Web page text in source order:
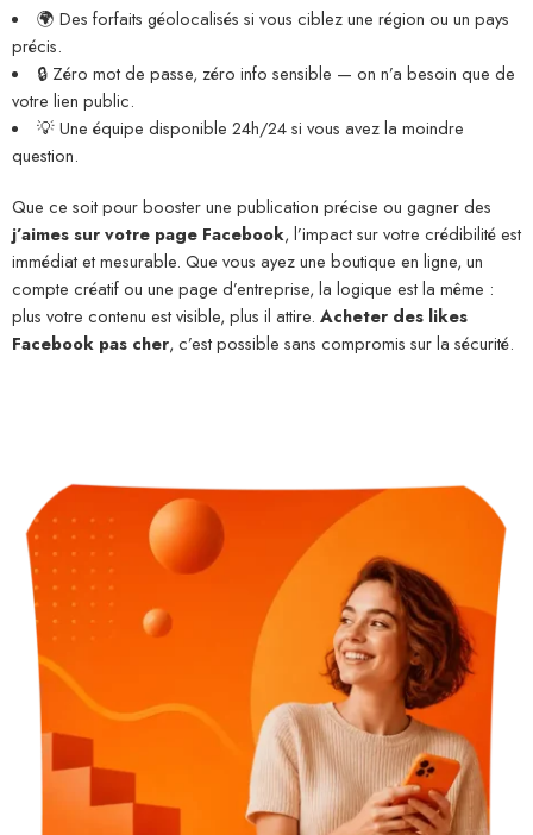
🌍 Des forfaits géolocalisés si vous ciblez une région ou un pays
précis.
🔒 Zéro mot de passe, zéro info sensible — on n’a besoin que de
votre lien public.
💡 Une équipe disponible 24h/24 si vous avez la moindre
question.
Que ce soit pour booster une publication précise ou gagner des
j’aimes sur votre page Facebook, l’impact sur votre crédibilité est
immédiat et mesurable. Que vous ayez une boutique en ligne, un
compte créatif ou une page d’entreprise, la logique est la même :
plus votre contenu est visible, plus il attire. Acheter des likes
Facebook pas cher, c’est possible sans compromis sur la sécurité.